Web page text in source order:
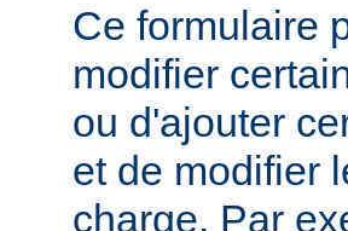
Ce formulaire
modifier
ou d'ajouter
et de modifier
charge. Par